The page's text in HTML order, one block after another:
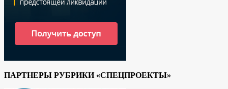
ПАРТНЕРЫ РУБРИКИ «СПЕЦПРОЕКТЫ»